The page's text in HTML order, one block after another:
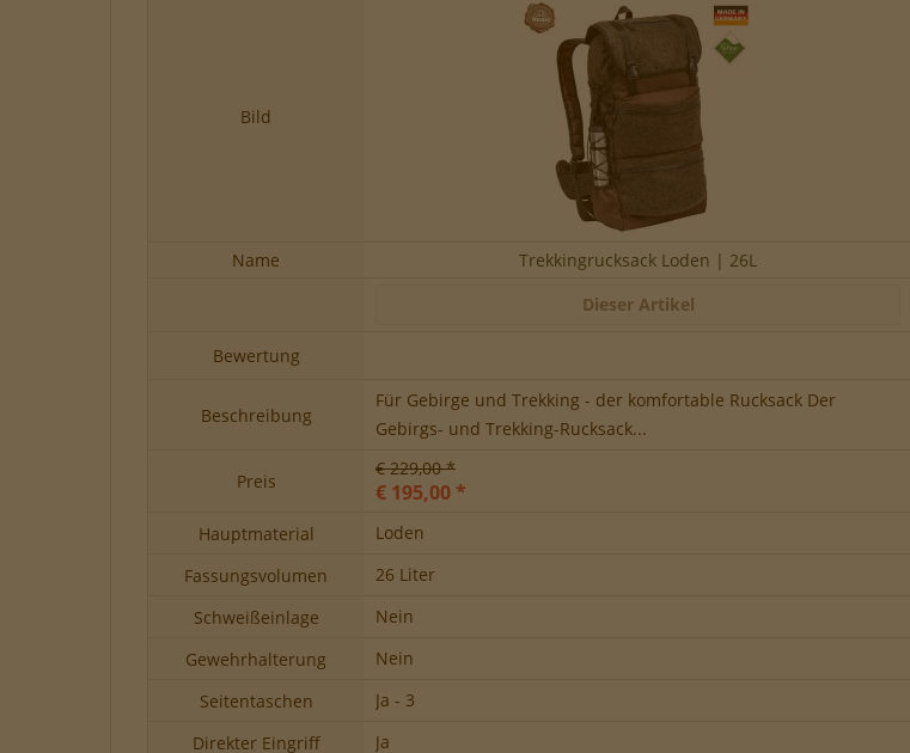
Bild
Name Trekkingrucksack Loden | 26L
Dieser Artikel
Bewertung
Beschreibung
Für Gebirge und Trekking - der komfortable Rucksack Der
Gebirgs- und Trekking-Rucksack...
Preis
€ 229,00 *
€ 195,00 *
Hauptmaterial Loden
Fassungsvolumen
26 Liter
Schweißeinlage
Nein
Gewehrhalterung
Nein
Seitentaschen
Ja - 3
Direkter Eingriff
Ja